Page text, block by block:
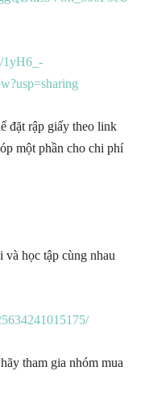
1yH6_-
đặt rập giấy theo link
một phần cho chi phí
học tập cùng nhau
tham gia nhóm mua